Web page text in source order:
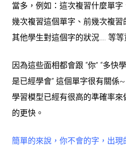
當多，例如：這次複習什麼單
幾次複習這個單字、前幾次複習
其他學生對這個字的狀況…. 等等
因為這些面相都會跟 “你” “多快
是已經學會” 這個單字很有關係
學習模型已經有很高的準確率
的更快。
簡單的來說，你不會的字，出現